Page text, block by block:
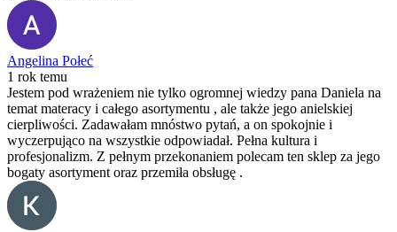
Angelina Połeć
1 rok temu
Jestem pod wrażeniem nie tylko ogromnej wiedzy pana Daniela na
temat materacy i całego asortymentu , ale także jego anielskiej
cierpliwości. Zadawałam mnóstwo pytań, a on spokojnie i
wyczerpująco na wszystkie odpowiadał. Pełna kultura i
profesjonalizm. Z pełnym przekonaniem polecam ten sklep za jego
bogaty asortyment oraz przemiła obsługę .